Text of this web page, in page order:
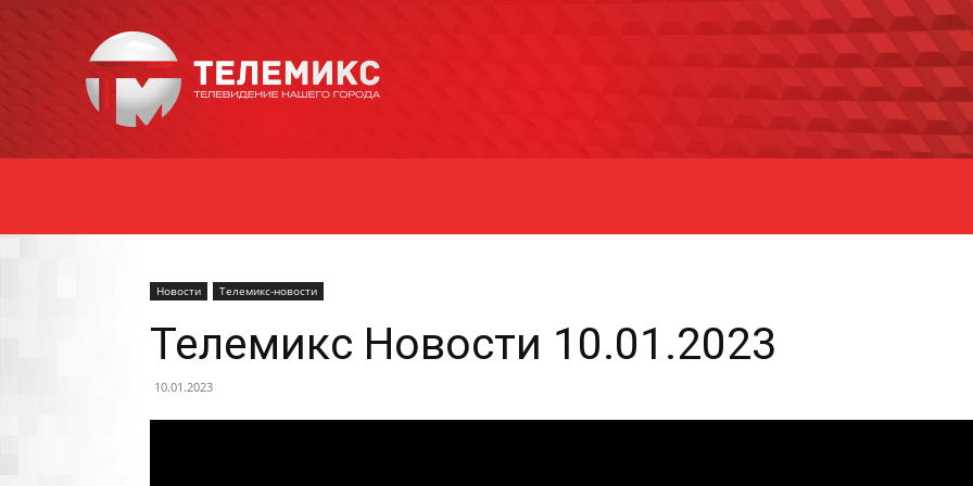
Уссурийска
Новости Телемикс-новости
Телемикс Новости 10.01.2023
10.01.2023